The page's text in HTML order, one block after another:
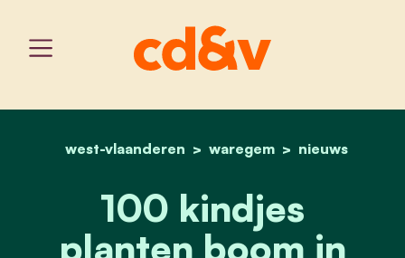
home
west-vlaanderen waregem nieuws
100 kindjes planten
100 kindjes
planten boom in